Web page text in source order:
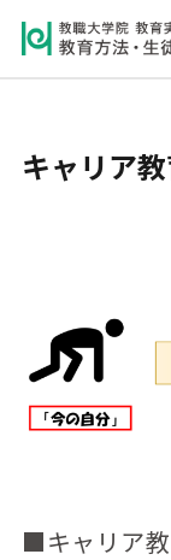
キャリア
■キャリア